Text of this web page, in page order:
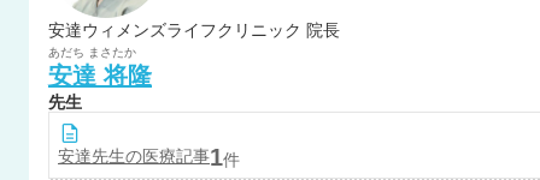
安達ウィメンズライフクリニック 院長
あだち まさたか
安達 将隆
先生
安達先生の医療記事1件